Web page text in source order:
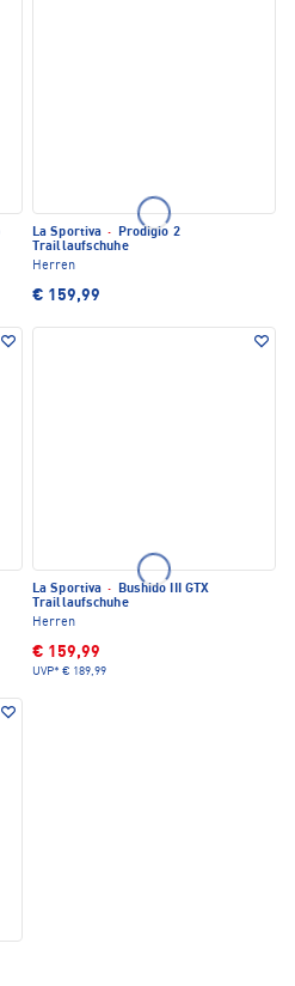
La Sportiva ·
Prodigio 2
Traillaufschuhe
Herren
€ 159,99
La Sportiva ·
Bushido III GTX
Traillaufschuhe
Herren
€ 159,99
UVP* € 189,99